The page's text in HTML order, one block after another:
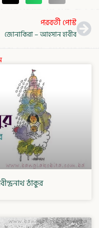
পরবর্তী পোস্ট
জোনাকিরা – আহসান হাবীব
ঠাকুর